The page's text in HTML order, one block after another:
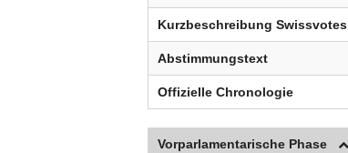
Kurzbeschreibung Swissvotes
Abstimmungstext
Offizielle Chronologie
Vorparlamentarische Phase